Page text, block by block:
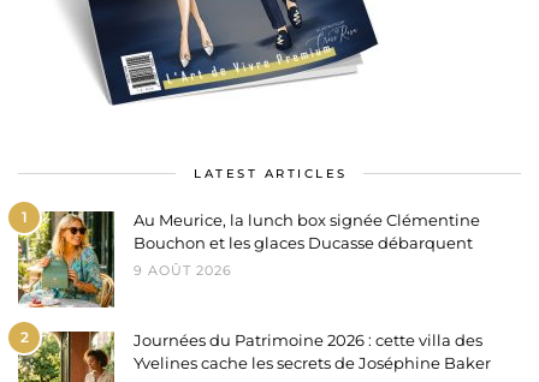
LATEST ARTICLES
1
Au Meurice, la lunch box signée Clémentine
Bouchon et les glaces Ducasse débarquent
9 AOÛT 2026
2
Journées du Patrimoine 2026 : cette villa des
Yvelines cache les secrets de Joséphine Baker